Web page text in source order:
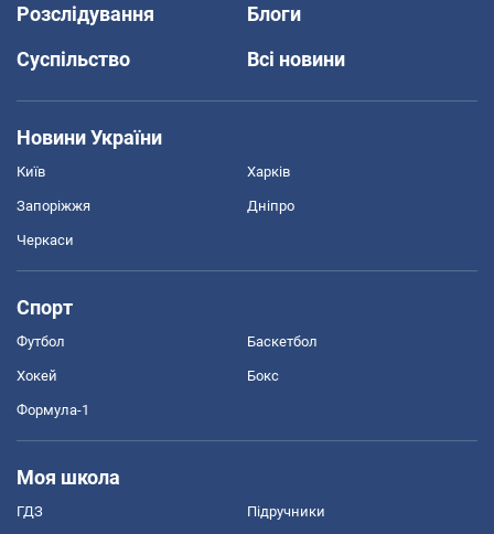
Розслідування
Блоги
Суспільство
Всі новини
Новини України
Київ Харків
Запоріжжя Дніпро
Черкаси
Спорт
Футбол Баскетбол
Хокей Бокс
Формула-1
Моя школа
ГДЗ Підручники